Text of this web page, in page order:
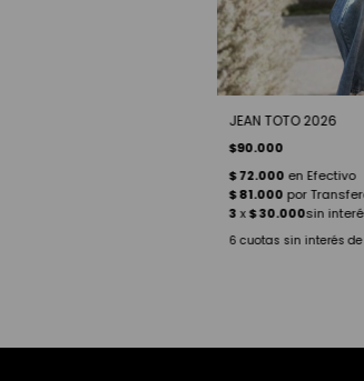
JEAN TOTO 2026
$90.000
6 cuotas sin interés de